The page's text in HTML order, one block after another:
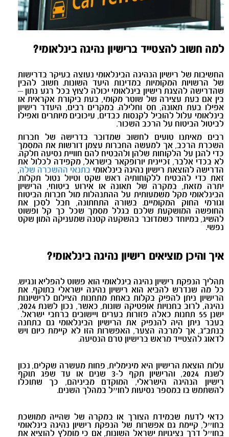
למה חשוב להצטייד ברישיון נהיגה בינלאומי?
החשיבות של רישיון הנהיגה הבינלאומי נעוצה בעיקר בדרישות
של הרשויות המקומיות במדינות היעד השונות. חשוב להבין
שהדרישה להצגת רישיון בינלאומי יכולה לצוץ בכל רגע נתון –
בין אם בעת עצירה של שוטר מקומי, בעת ביקורת אקראית או
אפילו בעת תאונה, חס וחלילה. במקרים רבים, היעדר רישיון
בינלאומי עלול להוביל לקנסות כבדים, עיכובים מיותרים ואפילו
לביטול הביטוח על הרכב השכור.
רבים מאיתנו טועים לחשוב שמדובר בדרישה של חברות
השכרת הרכב, אך למעשה החברות עצמן דורשות את המסמך
כדי להגן על הלקוחות שלהן ולהבטיח להם חוויית נסיעה חלקה.
לא בכדי אלבר, זכיינית יורופקאר בישראל, מקפידה לכלול את
הדרישה להוצאת רישיון נהיגה בינלאומי בתנאי ההשכרה שלה,
זאת כדי להבטיח ללקוחותיה ראש שקט וטיול נטול תקלות.
יתרה מזאת, במקרה של תאונה או אירוע ביטוחי, הרישיון
הבינלאומי מקל משמעותית על ההתנהלות מול חברות הביטוח
וגורמי החוק המקומיים. בשורה התחתונה, חבל לסכן את
החופשה המושקעת שלכם בגלל מסמך שכל כך קל ופשוט
להשיג, במיוחד כשמדובר בהשקעה קטנה שמעניקה המון שקט
נפשי.
איך והיכן מוציאים רישיון נהיגה בינלאומי?
תהליך הנפקת רישיון נהיגה בינלאומי הוא פשוט להפליא ונגיש.
כל מה שנדרש להביא הוא רישיון נהיגה ישראלי בתוקף. את
הרישיון ניתן להפיק בקלות באחת מתחנות הצילום לרישיונות
נהיגה, לרוב בחנויות אופטיקה שונות, כאשר, נכון לשנת 2024,
ישנן 55 תחנות כאלה פזורות בערים ויישובים ברחבי ישראל.
בעבר ניתן היה להנפיק את הרישיון הבינלאומי גם בתחנה
בנתב"ג, אך למרבה הצער, האפשרות הזו לא קיימת כיום ויש
לדאוג להצטייד מראש ברישיון טרם הנסיעה.
עלות הוצאת הרישיון היא מינימלית, פחות מעשרה שקלים, נכון
לשנת 2024, והרישיון תקף ל-3 שנים או עד שפג תוקף
רישיון הנהיגה הישראלי, המוקדם מביניהם, כך שתוכלו
להשתמש בו במספר נסיעות לחו״ל במהלך השנים.
כדאי לדעת שבמידת הצורך או במקרה של שהייה ממושכת
בחו״ל, קיימת גם אפשרות של הנפקת רישיון נהיגה בינלאומי
בחו״ל דרך נציגויות ישראל השונות, אם כי מומלץ להוציא את